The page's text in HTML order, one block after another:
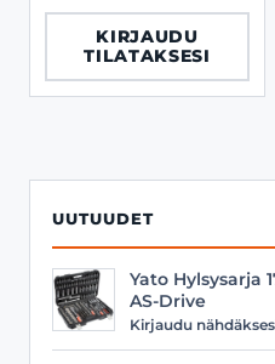
UUTUUDET
Yato Hylsysarja
AS-Drive
Kirjaudu
KIRJAUDU
TILATAKSESI